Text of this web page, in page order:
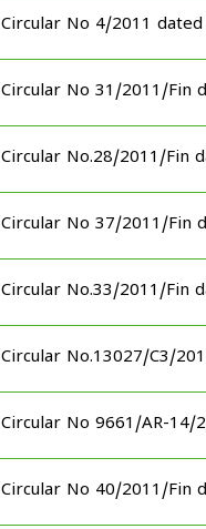
Circular No 4/2011 dated
Circular No 31/2011/Fin
Circular No.28/2011/Fin
Circular No 37/2011/Fin
Circular No.33/2011/Fin
Circular No.13027/C3/
Circular No 9661/AR-14/
Circular No 40/2011/Fin